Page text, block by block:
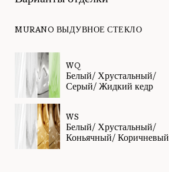
MURANO ВЫДУВНОЕ СТЕКЛО
WQ
Белый/ Хрустальный/
Серый/ Жидкий кедр
WS
Белый/ Хрустальный/
Коньячный/ Коричневый